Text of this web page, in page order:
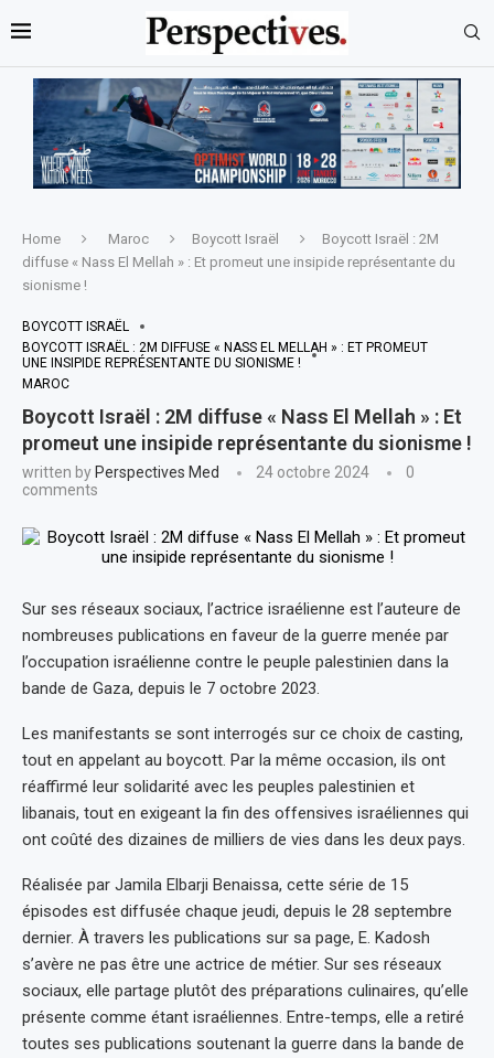
Home Maroc Boycott Israël
Boycott Israël : 2M
diffuse « Nass El Mellah » : Et promeut une insipide représentante du
sionisme !
BOYCOTT ISRAËL
BOYCOTT ISRAËL : 2M DIFFUSE « NASS EL MELLAH » : ET PROMEUT
UNE INSIPIDE REPRÉSENTANTE DU SIONISME !
MAROC
Boycott Israël : 2M diffuse « Nass El Mellah » : Et
promeut une insipide représentante du sionisme !
written by Perspectives Med 24 octobre 2024
0
comments
Sur ses réseaux sociaux, l’actrice israélienne est l’auteure de
nombreuses publications en faveur de la guerre menée par
l’occupation israélienne contre le peuple palestinien dans la
bande de Gaza, depuis le 7 octobre 2023.
Les manifestants se sont interrogés sur ce choix de casting,
tout en appelant au boycott. Par la même occasion, ils ont
réaffirmé leur solidarité avec les peuples palestinien et
libanais, tout en exigeant la fin des offensives israéliennes qui
ont coûté des dizaines de milliers de vies dans les deux pays.
Réalisée par Jamila Elbarji Benaissa, cette série de 15
épisodes est diffusée chaque jeudi, depuis le 28 septembre
dernier. À travers les publications sur sa page, E. Kadosh
s’avère ne pas être une actrice de métier. Sur ses réseaux
sociaux, elle partage plutôt des préparations culinaires, qu’elle
présente comme étant israéliennes. Entre-temps, elle a retiré
toutes ses publications soutenant la guerre dans la bande de